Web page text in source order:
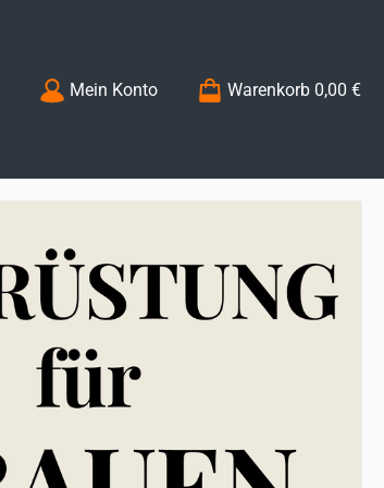
Du hast 0 Produkte auf dem Merkzettel
Mein Konto Warenkorb 0,00 €